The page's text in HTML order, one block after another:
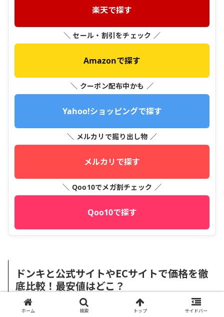
楽天で探す
＼ セール・割引をチェック ／
Amazonで探す
＼ クーポン配布中かも ／
Yahoo!ショッピングで探す
＼ メルカリで掘り出し物 ／
メルカリで探す
＼ Qoo10でメガ割チェック ／
Qoo10で探す
ドンキと公式サイトやECサイトで価格を徹
底比較！最安値はどこ？
ホーム 検索 トップ サイドバー